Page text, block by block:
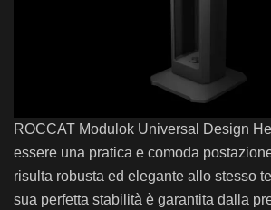
ROCCAT Modulok Universal Design
essere una pratica e comoda
risulta robusta ed elegante allo stesso
sua perfetta stabilità è garantita dalla